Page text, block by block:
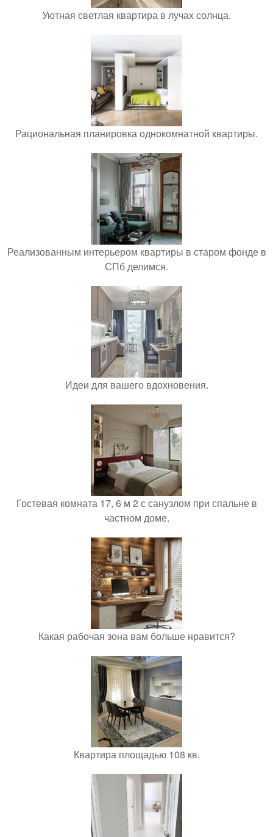
Уютная светлая квартира в лучах солнца.
Рациональная планировка однокомнатной квартиры.
Реализованным интерьером квартиры в старом фонде в
СПб делимся.
Идеи для вашего вдохновения.
Гостевая комната 17, 6 м 2 с санузлом при спальне в
частном доме.
Какая рабочая зона вам больше нравится?
Квартира площадью 108 кв.